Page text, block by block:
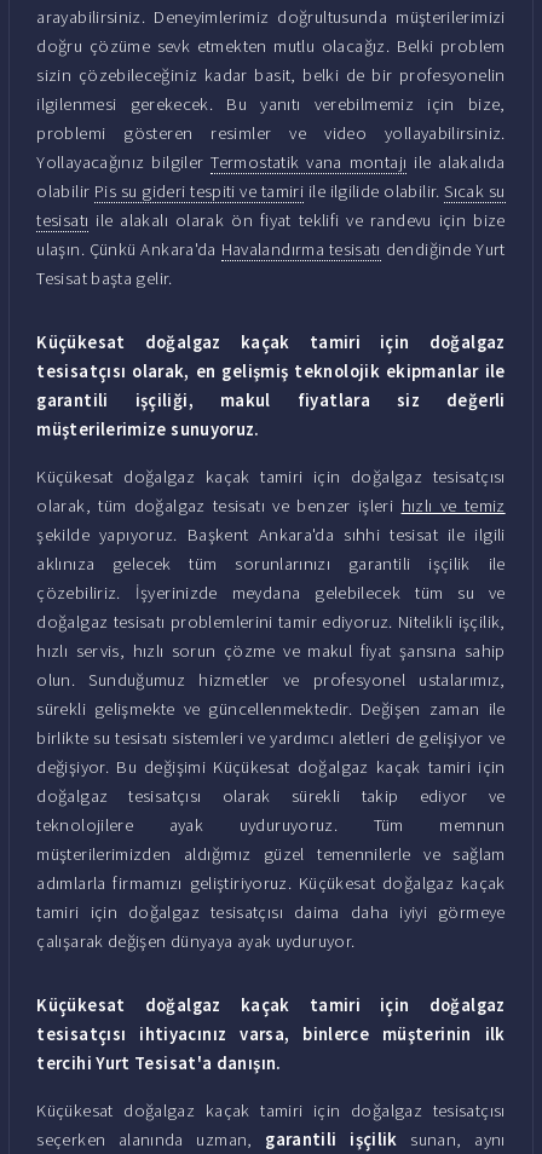
arayabilirsiniz. Deneyimlerimiz doğrultusunda müşterilerimizi
doğru çözüme sevk etmekten mutlu olacağız. Belki problem
sizin çözebileceğiniz kadar basit, belki de bir profesyonelin
ilgilenmesi gerekecek. Bu yanıtı verebilmemiz için bize,
problemi gösteren resimler ve video yollayabilirsiniz.
Yollayacağınız bilgilerTermostatik vana montajı ile alakalıda
olabilir Pis su gideri tespiti ve tamiri ile ilgilide olabilir.Sıcak su
tesisatı ile alakalı olarak ön fiyat teklifi ve randevu için bize
ulaşın. Çünkü Ankara'da Havalandırma tesisatı dendiğinde Yurt
Tesisat başta gelir.
Küçükesat doğalgaz kaçak tamiri için doğalgaz
tesisatçısı olarak, en gelişmiş teknolojik ekipmanlar ile
garantili işçiliği, makul fiyatlara siz değerli
müşterilerimize sunuyoruz.
Küçükesat doğalgaz kaçak tamiri için doğalgaz tesisatçısı
olarak, tüm doğalgaz tesisatı ve benzer işleri hızlı ve temiz
şekilde yapıyoruz. Başkent Ankara'da sıhhi tesisat ile ilgili
aklınıza gelecek tüm sorunlarınızı garantili işçilik ile
çözebiliriz. İşyerinizde meydana gelebilecek tüm su ve
doğalgaz tesisatı problemlerini tamir ediyoruz. Nitelikli işçilik,
hızlı servis, hızlı sorun çözme ve makul fiyat şansına sahip
olun. Sunduğumuz hizmetler ve profesyonel ustalarımız,
sürekli gelişmekte ve güncellenmektedir. Değişen zaman ile
birlikte su tesisatı sistemleri ve yardımcı aletleri de gelişiyor ve
değişiyor. Bu değişimi Küçükesat doğalgaz kaçak tamiri için
doğalgaz tesisatçısı olarak sürekli takip ediyor ve
teknolojilere ayak uyduruyoruz. Tüm memnun
müşterilerimizden aldığımız güzel temennilerle ve sağlam
adımlarla firmamızı geliştiriyoruz. Küçükesat doğalgaz kaçak
tamiri için doğalgaz tesisatçısı daima daha iyiyi görmeye
çalışarak değişen dünyaya ayak uyduruyor.
Küçükesat doğalgaz kaçak tamiri için doğalgaz
tesisatçısı ihtiyacınız varsa, binlerce müşterinin ilk
tercihi Yurt Tesisat'a danışın.
Küçükesat doğalgaz kaçak tamiri için doğalgaz tesisatçısı
seçerken alanında uzman, garantili işçilik sunan, aynı